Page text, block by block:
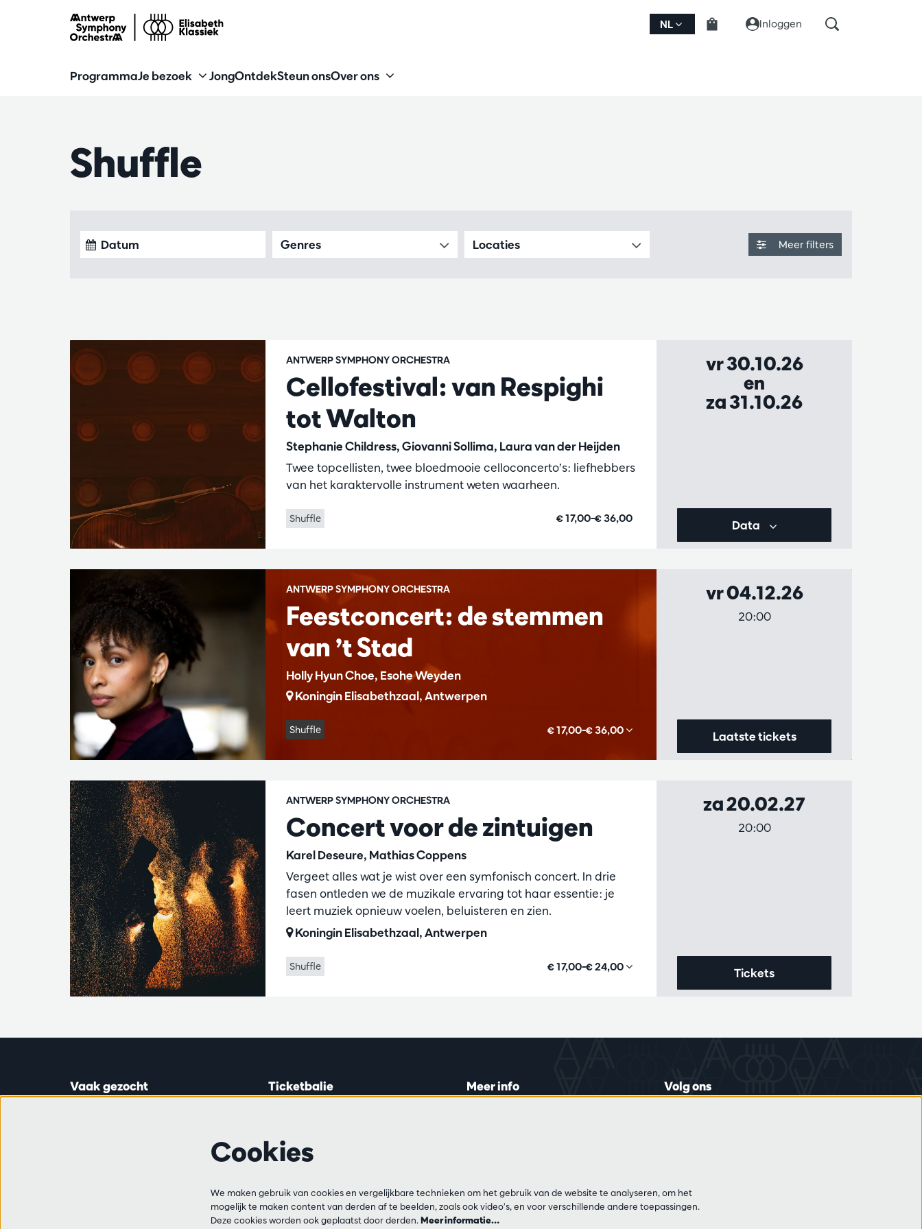
NL Inloggen
ProgrammaJe bezoek JongOntdekSteun onsOver ons
Shuffle
Genres Locaties Meer filters
Cellofestival: van Respighi
tot Walton
Stephanie Childress, Giovanni Sollima, Laura van der Heijden
ANTWERP SYMPHONY ORCHESTRA
Twee topcellisten, twee bloedmooie celloconcerto’s: liefhebbers
van het karaktervolle instrument weten waarheen.
Shuffle € 17,00–€ 36,00
vr 30.10.26
en
za 31.10.26
Data
Feestconcert: de stemmen
van ’t Stad
Holly Hyun Choe, Esohe Weyden
ANTWERP SYMPHONY ORCHESTRA
Koningin Elisabethzaal, Antwerpen
Shuffle € 17,00–€ 36,00
vr 04.12.26
20:00
Laatste tickets
Concert voor de zintuigen
Karel Deseure, Mathias Coppens
ANTWERP SYMPHONY ORCHESTRA
Vergeet alles wat je wist over een symfonisch concert. In drie
fasen ontleden we de muzikale ervaring tot haar essentie: je
leert muziek opnieuw voelen, beluisteren en zien.
Koningin Elisabethzaal, Antwerpen
Shuffle € 17,00–€ 24,00
za 20.02.27
20:00
Tickets
Vaak gezocht Ticketbalie
van 14:00 tot 16:45.
+32 3 213 54 06
Bereikbaar op di, do en vr
Meer info Volg ons
Cookies
We maken gebruik van cookies en vergelijkbare technieken om het gebruik van de website te analyseren, om het
mogelijk te maken content van derden af te beelden, zoals ook video’s, en voor verschillende andere toepassingen.
Deze cookies worden ook geplaatst door derden.Meer informatie…